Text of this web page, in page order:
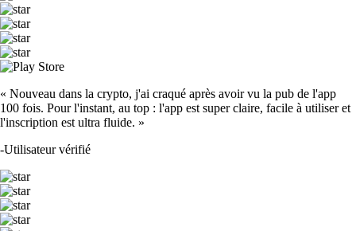
« Nouveau dans la crypto, j'ai craqué après avoir vu la pub de l'app
100 fois. Pour l'instant, au top : l'app est super claire, facile à utiliser et
l'inscription est ultra fluide. »
-Utilisateur vérifié